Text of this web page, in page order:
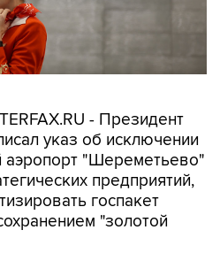
- Президент
указ об исключении
"Шереметьево"
предприятий,
госпакет
"золотой